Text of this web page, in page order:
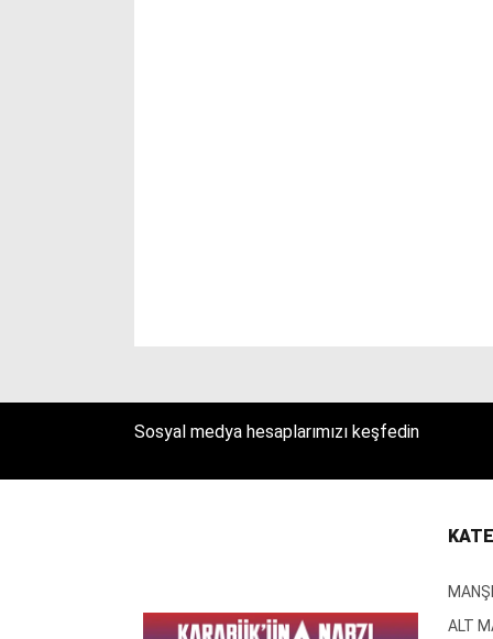
Sosyal medya hesaplarımızı keşfedin
ALT